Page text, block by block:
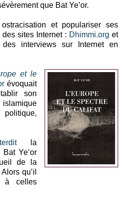
que Bat Ye’or.
et populariser ses
sites Internet : Dhimmi.org et
interviews sur Internet en
et le
évoquait
son
la
Ye’or
de la
qu’il
à celles